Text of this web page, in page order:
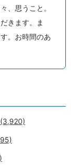
、思うこと。
きます。ま
。お時間のあ
(3,920)